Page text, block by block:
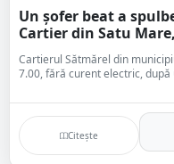
Un șofer beat a
Cartier din Satu
Cartierul Sătmărel din
7.00, fără curent electric,
Citește